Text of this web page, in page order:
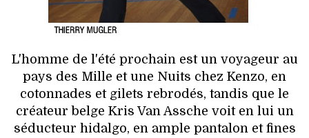
MODE DE RUE
JEUNES CRÉATEURS
HISTOIRE DES MARQUES
DÉCO
L'homme de l'été prochain est un voyageur au
pays des Mille et une Nuits chez Kenzo, en
cotonnades et gilets rebrodés, tandis que le
créateur belge Kris Van Assche voit en lui un
séducteur hidalgo, en ample pantalon et fines